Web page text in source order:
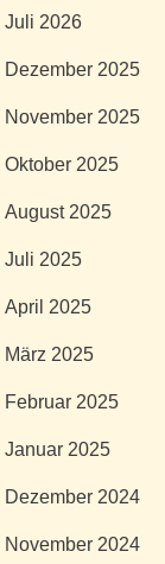
Juli 2026
Dezember 2025
November 2025
Oktober 2025
August 2025
Juli 2025
April 2025
März 2025
Februar 2025
Januar 2025
Dezember 2024
November 2024